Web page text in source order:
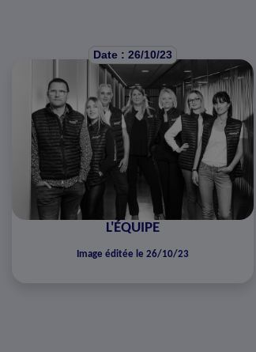
Date : 26/10/23
L'ÉQUIPE
Image éditée le 26/10/23